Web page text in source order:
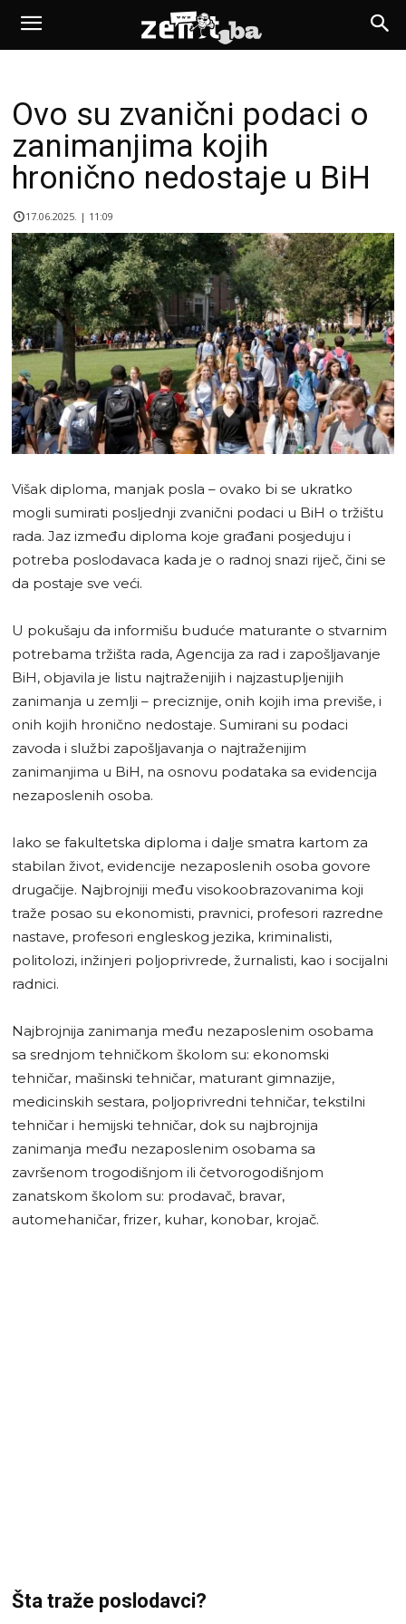
Ovo su zvanični podaci o
zanimanjima kojih
hronično nedostaje u BiH
17.06.2025. | 11:09
Višak diploma, manjak posla – ovako bi se ukratko
mogli sumirati posljednji zvanični podaci u BiH o tržištu
rada. Jaz između diploma koje građani posjeduju i
potreba poslodavaca kada je o radnoj snazi riječ, čini se
da postaje sve veći.
U pokušaju da informišu buduće maturante o stvarnim
potrebama tržišta rada, Agencija za rad i zapošljavanje
BiH, objavila je listu najtraženijih i najzastupljenijih
zanimanja u zemlji – preciznije, onih kojih ima previše, i
onih kojih hronično nedostaje. Sumirani su podaci
zavoda i službi zapošljavanja o najtraženijim
zanimanjima u BiH, na osnovu podataka sa evidencija
nezaposlenih osoba.
Iako se fakultetska diploma i dalje smatra kartom za
stabilan život, evidencije nezaposlenih osoba govore
drugačije. Najbrojniji među visokoobrazovanima koji
traže posao su ekonomisti, pravnici, profesori razredne
nastave, profesori engleskog jezika, kriminalisti,
politolozi, inžinjeri poljoprivrede, žurnalisti, kao i socijalni
radnici.
Najbrojnija zanimanja među nezaposlenim osobama
sa srednjom tehničkom školom su: ekonomski
tehničar, mašinski tehničar, maturant gimnazije,
medicinskih sestara, poljoprivredni tehničar, tekstilni
tehničar i hemijski tehničar, dok su najbrojnija
zanimanja među nezaposlenim osobama sa
završenom trogodišnjom ili četvorogodišnjom
zanatskom školom su: prodavač, bravar,
automehaničar, frizer, kuhar, konobar, krojač.
Šta traže poslodavci?